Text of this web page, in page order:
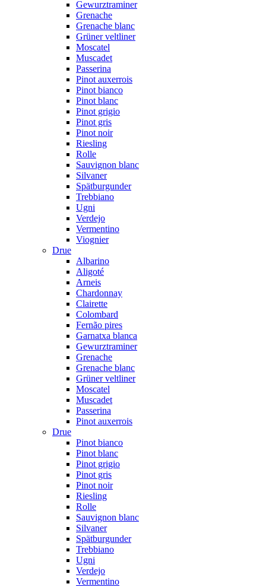
Gewurztraminer
Grenache
Grenache blanc
Grüner veltliner
Moscatel
Muscadet
Passerina
Pinot auxerrois
Pinot bianco
Pinot blanc
Pinot grigio
Pinot gris
Pinot noir
Riesling
Rolle
Sauvignon blanc
Silvaner
Spätburgunder
Trebbiano
Ugni
Verdejo
Vermentino
Viognier
Drue
Albarino
Aligoté
Arneis
Chardonnay
Clairette
Colombard
Fernão pires
Garnatxa blanca
Gewurztraminer
Grenache
Grenache blanc
Grüner veltliner
Moscatel
Muscadet
Passerina
Pinot auxerrois
Drue
Pinot bianco
Pinot blanc
Pinot grigio
Pinot gris
Pinot noir
Riesling
Rolle
Sauvignon blanc
Silvaner
Spätburgunder
Trebbiano
Ugni
Verdejo
Vermentino